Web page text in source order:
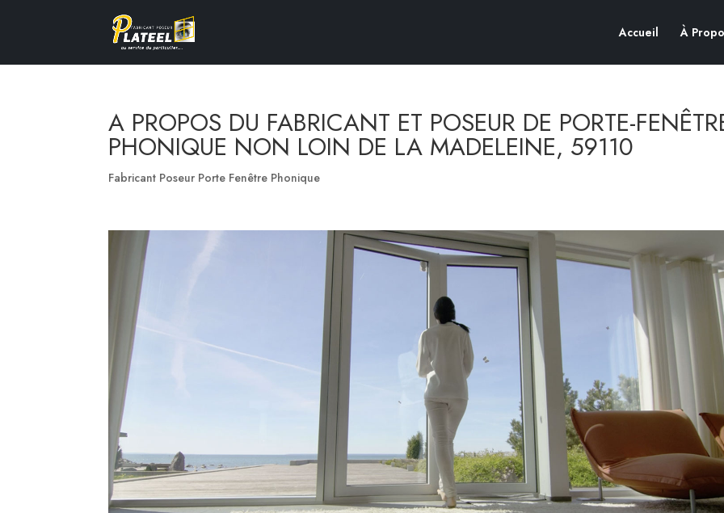
Accueil À
A PROPOS DU FABRICANT ET POSEUR DE PORTE-
PHONIQUE NON LOIN DE LA MADELEINE, 59110
Fabricant Poseur Porte Fenêtre Phonique